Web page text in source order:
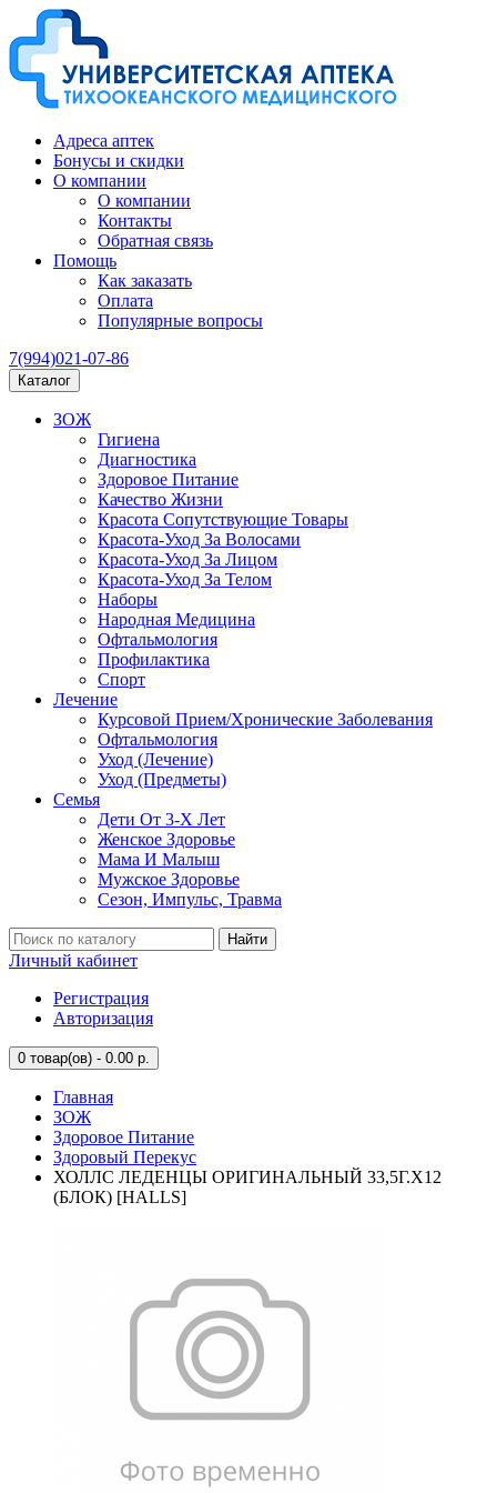
Адреса аптек
Бонусы и скидки
О компании
О компании
Контакты
Обратная связь
Помощь
Как заказать
Оплата
Популярные вопросы
7(994)021-07-86
Каталог
ЗОЖ
Гигиена
Диагностика
Здоровое Питание
Качество Жизни
Красота Сопутствующие Товары
Красота-Уход За Волосами
Красота-Уход За Лицом
Красота-Уход За Телом
Наборы
Народная Медицина
Офтальмология
Профилактика
Спорт
Лечение
Курсовой Прием/Хронические Заболевания
Офтальмология
Уход (Лечение)
Уход (Предметы)
Семья
Дети От 3-Х Лет
Женское Здоровье
Мама И Малыш
Мужское Здоровье
Сезон, Импульс, Травма
Найти
Личный кабинет
Регистрация
Авторизация
0 товар(ов) - 0.00 р.
Главная
ЗОЖ
Здоровое Питание
Здоровый Перекус
ХОЛЛС ЛЕДЕНЦЫ ОРИГИНАЛЬНЫЙ 33,5Г.Х12
(БЛОК) [HALLS]